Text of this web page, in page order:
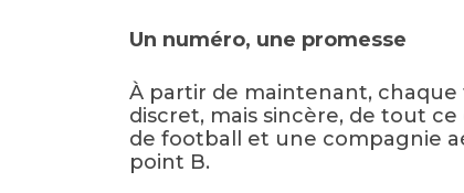
Un numéro, une promesse
À partir de maintenant, chaque
discret, mais sincère, de tout
de football et une compagnie
point B.